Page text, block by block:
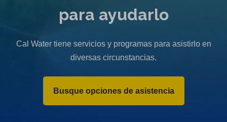
para ayudarlo
Cal Water tiene servicios y programas para asistirlo en
diversas circunstancias.
Busque opciones de asistencia